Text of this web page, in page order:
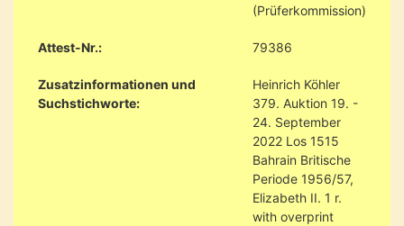
(Prüferkommission)
Attest-Nr.: 79386
Zusatzinformationen und
Suchstichworte:
Heinrich Köhler
379. Auktion 19. -
24. September
2022 Los 1515
Bahrain Britische
Periode 1956/57,
Elizabeth II. 1 r.
with overprint